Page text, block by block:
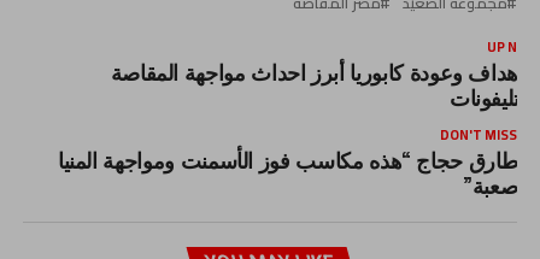
UP
4 أهداف وعودة كابوريا أبرز احداث مواجهة المقاصة
DON'T MISS
طارق حجاج “هذه مكاسب فوز الأسمنت ومواجهة المنيا
صعبة”